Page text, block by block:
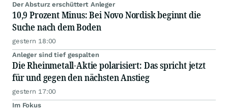
Der Absturz erschüttert Anleger
10,9 Prozent Minus: Bei Novo Nordisk beginnt die
Suche nach dem Boden
gestern 18:00
Anleger sind tief gespalten
Die Rheinmetall-Aktie polarisiert: Das spricht jetzt
für und gegen den nächsten Anstieg
gestern 17:00
Im Fokus